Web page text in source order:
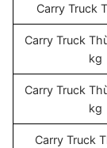
Carry Truck
Carry Truck
kg
Carry Truck
kg
Carry Truck